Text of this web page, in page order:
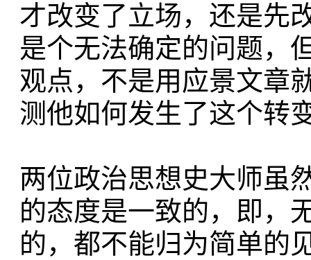
才改变了立场，还是先
是个无法确定的问题，
观点，不是用应景文章
测他如何发生了这个转
两位政治思想史大师虽
的态度是一致的，即，
的，都不能归为简单的